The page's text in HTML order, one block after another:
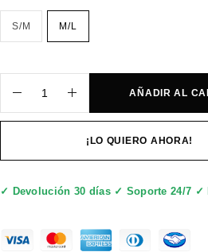
S/M M/L
AÑADIR AL
¡LO QUIERO AHORA!
✓ Devolución 30 días ✓ Soporte 24/7 ✓